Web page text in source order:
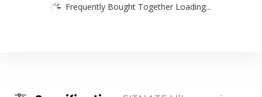
Frequently Bought Together Loading...